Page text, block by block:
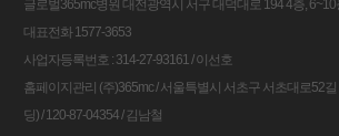
글로벌365mc병원 대전광역시 서구 대덕대로 194 4층, 6~10
대표전화 1577-3653
사업자등록번호 : 314-27-93161 / 이선호
홈페이지관리 (주)365mc / 서울특별시 서초구 서초대로52길
딩) / 120-87-04354 / 김남철